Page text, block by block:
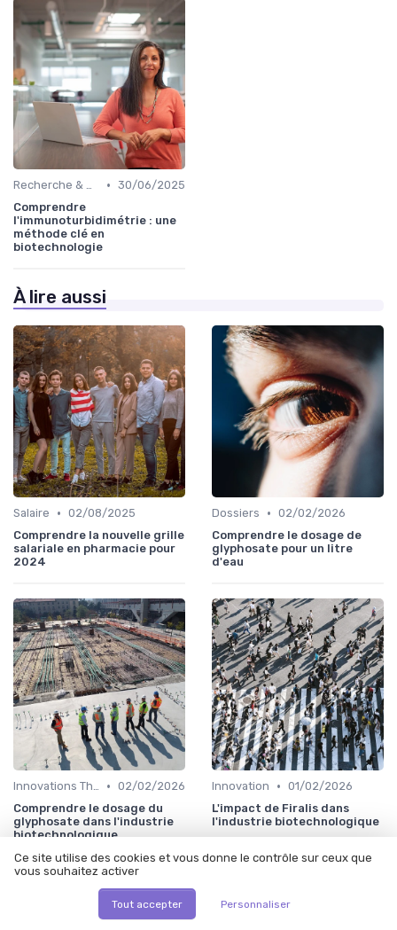
Recherche & Développement • 30/06/2025
Comprendre
l'immunoturbidimétrie : une
méthode clé en
biotechnologie
À lire aussi
Salaire • 02/08/2025
Comprendre la nouvelle grille
salariale en pharmacie pour
2024
Dossiers • 02/02/2026
Comprendre le dosage de
glyphosate pour un litre
d'eau
Innovations Thérapeutiques • 02/02/2026
Comprendre le dosage du
glyphosate dans l'industrie
biotechnologique
Innovation • 01/02/2026
L'impact de Firalis dans
l'industrie biotechnologique
Ce site utilise des cookies et vous donne le contrôle sur ceux que
vous souhaitez activer
Tout accepter Personnaliser